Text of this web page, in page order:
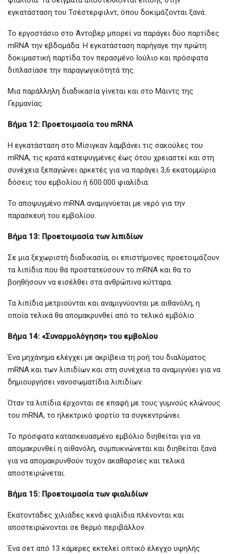
εγκατάσταση του Τσέστερφιλντ, όπου δοκιμάζονται ξανά.
Το εργοστάσιο στο Άντοβερ μπορεί να παράγει δύο παρτίδες
mRNA την εβδομάδα. Η εγκατάσταση παρήγαγε την πρώτη
δοκιμαστική παρτίδα τον περασμένο Ιούλιο και πρόσφατα
διπλασίασε την παραγωγικότητά της.
Μια παράλληλη διαδικασία γίνεται και στο Μάιντς της
Γερμανίας.
Βήμα 12: Προετοιμασία του mRNA
Η εγκατάσταση στο Μίσιγκαν λαμβάνει τις σακούλες του
mRNA, τις κρατά κατεψυγμένες έως ότου χρειαστεί και στη
συνέχεια ξεπαγώνει αρκετές για να παράγει 3,6 εκατομμύρια
δόσεις του εμβολίου ή 600.000 φιαλίδια.
Το αποψυγμένο mRNA αναμιγνύεται με νερό για την
παρασκευή του εμβολίου.
Βήμα 13: Προετοιμασία των λιπιδίων
Σε μια ξεχωριστή διαδικασία, οι επιστήμονες προετοιμάζουν
τα λιπίδια που θα προστατεύσουν το mRNA και θα το
βοηθήσουν να εισέλθει στα ανθρώπινα κύτταρα.
Τα λιπίδια μετριούνται και αναμιγνύονται με αιθανόλη, η
οποία τελικά θα απομακρυνθεί από το τελικό εμβόλιο.
Βήμα 14: «Συναρμολόγηση» του εμβολίου
Ένα μηχάνημα ελέγχει με ακρίβεια τη ροή του διαλύματος
mRNA και των λιπιδίων και στη συνέχεια τα αναμιγνύει για να
δημιουργήσει νανοσωματίδια λιπιδίων.
Όταν τα λιπίδια έρχονται σε επαφή με τους γυμνούς κλώνους
του mRNA, το ηλεκτρικό φορτίο τα συγκεντρώνει.
Το πρόσφατα κατασκευασμένο εμβόλιο διηθείται για να
απομακρυνθεί η αιθανόλη, συμπυκνώνεται και διηθείται ξανά
για να απομακρυνθούν τυχόν ακαθαρσίες και τελικά
αποστειρώνεται.
Βήμα 15: Προετοιμασία των φιαλιδίων
Εκατοντάδες χιλιάδες κενά φιαλίδια πλένονται και
αποστειρώνονται σε θερμό περιβάλλον.
Ένα σετ από 13 κάμερες εκτελεί οπτικό έλεγχο υψηλής